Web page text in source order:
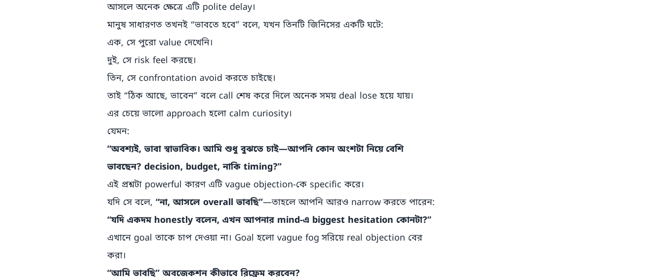
আসলে অনেক ক্ষেত্রে এটি polite delay।
মানুষ সাধারণত তখনই “ভাবতে হবে” বলে, যখন তিনটি জিনিসের একটি ঘটে:
এক, সে পুরো value দেখেনি।
দুই, সে risk feel করছে।
তিন, সে confrontation avoid করতে চাইছে।
তাই “ঠিক আছে, ভাবেন” বলে call শেষ করে দিলে অনেক সময় deal lose হয়ে যায়।
এর চেয়ে ভালো approach হলো calm curiosity।
যেমন:
“অবশ্যই, ভাবা স্বাভাবিক। আমি শুধু বুঝতে চাই—আপনি কোন অংশটা নিয়ে বেশি
ভাবছেন? decision, budget, নাকি timing?”
এই প্রশ্নটা powerful কারণ এটি vague objection-কে specific করে।
যদি সে বলে,“না, আসলে overall ভাবছি”—তাহলে আপনি আরও narrow করতে পারেন:
“যদি একদম honestly বলেন, এখন আপনার mind-এ biggest hesitation কোনটা?”
এখানে goal তাকে চাপ দেওয়া না। Goal হলো vague fog সরিয়ে real objection বের
করা।
“আমি ভাবছি” অবজেকশন কীভাবে রিফ্রেম করবেন?